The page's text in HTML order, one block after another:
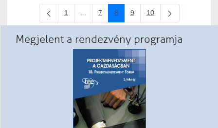
Oldal
1 ...Köztes oldalak Navigáljon a TAB
Oldal
7 Oldal
8 Oldal
9 Oldal
10
Megjelent a rendezvény programja